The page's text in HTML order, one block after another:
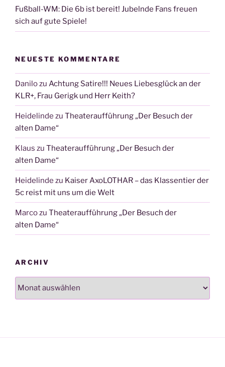
Fußball-WM: Die 6b ist bereit! Jubelnde Fans freuen
sich auf gute Spiele!
NEUESTE KOMMENTARE
Danilozu Achtung Satire!!! Neues Liebesglück an der
KLR+, Frau Gerigk und Herr Keith?
Heidelinde zu Theateraufführung „Der Besuch der
alten Dame“
Klaus zu Theateraufführung „Der Besuch der
alten Dame“
Heidelinde zu Kaiser AxoLOTHAR – das Klassentier der
5c reist mit uns um die Welt
Marcozu Theateraufführung „Der Besuch der
alten Dame“
ARCHIV